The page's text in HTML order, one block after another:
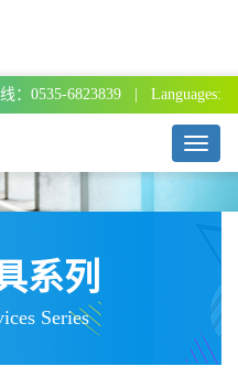
：0535-6823839 | Languages:
T
o
g
i
g
系列
Series